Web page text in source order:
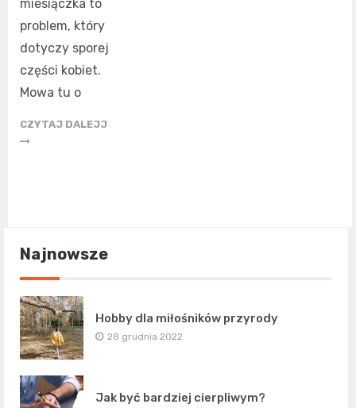
miesiączka to
problem, który
dotyczy sporej
części kobiet.
Mowa tu o
CZYTAJ DALEJJ
Najnowsze
Hobby dla miłośników przyrody
28 grudnia 2022
Jak być bardziej cierpliwym?